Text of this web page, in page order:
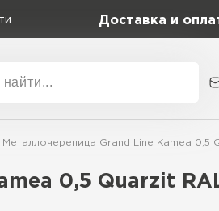
Доставка и
Коллекция
Classic Grand Line
Металлочерепица Grand Line Kamea 0,5
0,5 Quarzit